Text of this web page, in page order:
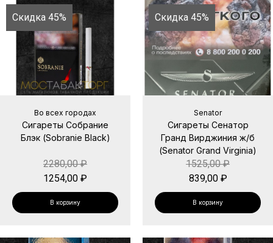
Скидка 45%
Во всех городах
Сигареты Собрание
Блэк (Sobranie Black)
2280,00₽
1254,00 ₽
В корзину
Скидка 45%
Senator
Сигареты Сенатор
Гранд Вирджиния ж/б
(Senator Grand Virginia)
1525,00₽
839,00 ₽
В корзину